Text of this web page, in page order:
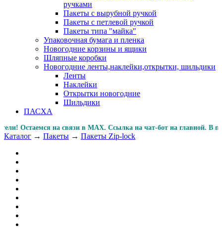
ручками
Пакеты с вырубной ручкой
Пакеты с петлевой ручкой
Пакеты типа "майка"
Упаковочная бумага и пленка
Новогодние корзины и ящики
Шляпные коробки
Новогодние ленты,наклейки,открытки, шильдики
Ленты
Наклейки
Открытки новогодние
Шильдики
ПАСХА
Остаемся на связи в MAX. Ссылка на чат-бот на
Каталог → Пакеты → Пакеты Zip-lock